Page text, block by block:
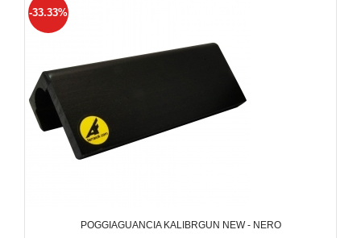
POGGIAGUANCIA KALIBRGUN NEW - NERO
-33.33%